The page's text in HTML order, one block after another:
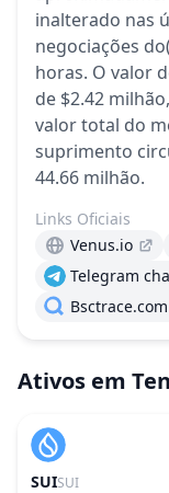
inalterado nas
negociações
horas. O valor
de $2.42
valor total do
suprimento
44.66 milhão.
Links Oficiais
Venus.io
Telegram
Bsctrace.com
Ativos em
SUISUI